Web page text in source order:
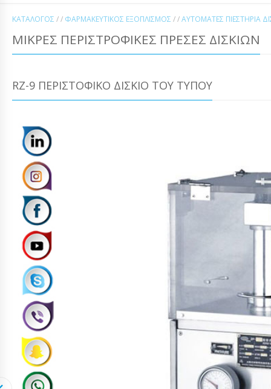
ΚΑΤΆΛΟΓΟΣ / / ΦΑΡΜΑΚΕΥΤΙΚΌΣ ΕΞΟΠΛΙΣΜΌΣ / /ΑΥΤΌΜΑΤΕΣ ΠΙΕΣΤΉΡΙΑ
ΜΙΚΡΈΣ ΠΕΡΙΣΤΡΟΦΙΚΈΣ ΠΡΈΣΕΣ ΔΙΣΚΊΩΝ
RZ-9 ΠΕΡΙΣΤΟΦΙΚΌ ΔΊΣΚΙΟ ΤΟΥ ΤΥΠΟΎ